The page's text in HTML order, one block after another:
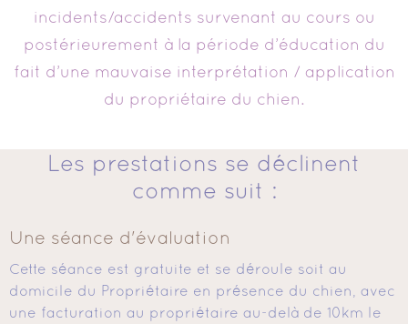
incidents/accidents survenant au cours ou
postérieurement à la période d’éducation du
fait d’une mauvaise interprétation / application
du propriétaire du chien.
Les prestations se déclinent
comme suit :
Une séance d'évaluation
Cette séance est gratuite et se déroule soit au
domicile du Propriétaire en présence du chien, avec
une facturation au propriétaire au-delà de 10km le